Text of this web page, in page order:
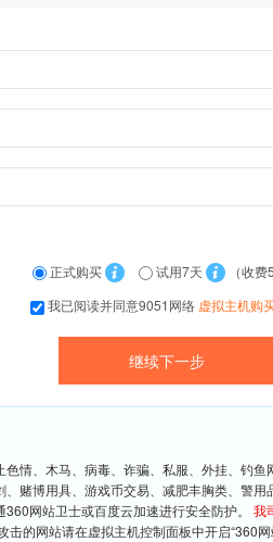
正式购买 试用7天
（收费
我已阅读并同意9051网络 虚拟主机购
色情、木马、病毒、诈骗、私服、外挂、钓
、赌博用具、游戏币交易、减肥丰胸类、警
360网站卫士或百度云加速进行安全防护。 我
击的网站请在虚拟主机控制面板中开启“360